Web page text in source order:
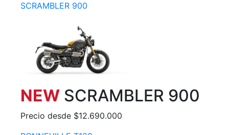
SCRAMBLER 900
NEW SCRAMBLER 900
Precio desde $12.690.000